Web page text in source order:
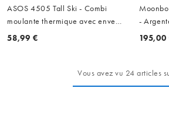
ASOS 4505 Tall Ski - Combi
moulante thermique avec envers
en polaire et traitement
58,99 €
-
195,00
Vous avez vu 24 articles